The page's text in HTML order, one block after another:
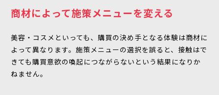
商材によって施策メニューを変える
美容・コスメといっても、購買の決め手となる体験は商材に
よって異なります。施策メニューの選択を誤ると、接触はで
きても購買意欲の喚起につながらないという結果になりか
ねません。